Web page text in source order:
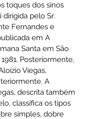
toques dos sinos
pelo Sr.
Fernandes e
em A
Santa em São
Posteriormente,
Viegas,
A
descrita também
classifica os tipos
simples, dobre